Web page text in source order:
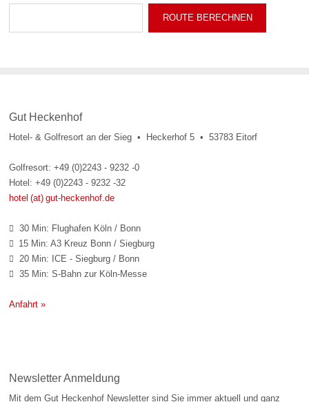
Gut Heckenhof
Hotel- & Golfresort an der Sieg • Heckerhof 5 • 53783 Eitorf
Golfresort: +49 (0)2243 - 9232 -0
Hotel: +49 (0)2243 - 9232 -32
hotel (at) gut-heckenhof.de
 30 Min: Flughafen Köln / Bonn
 15 Min: A3 Kreuz Bonn / Siegburg
 20 Min: ICE - Siegburg / Bonn
 35 Min: S-Bahn zur Köln-Messe
Anfahrt »
Newsletter Anmeldung
Mit dem Gut Heckenhof Newsletter sind Sie immer aktuell und ganz